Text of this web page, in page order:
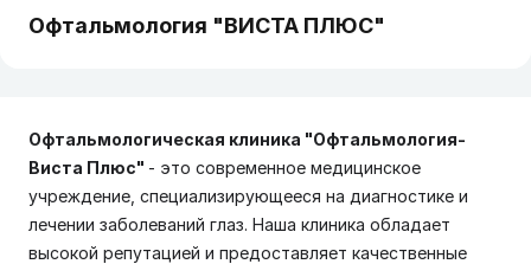
Офтальмология "ВИСТА ПЛЮС"
Офтальмологическая клиника "Офтальмология-
Виста Плюс" - это современное медицинское
учреждение, специализирующееся на диагностике и
лечении заболеваний глаз. Наша клиника обладает
высокой репутацией и предоставляет качественные